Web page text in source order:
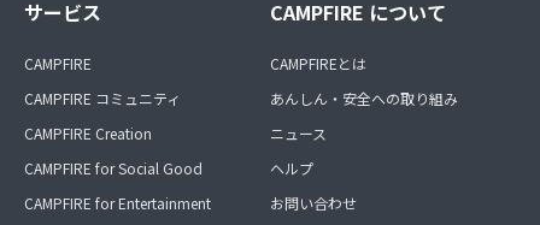
サービス
CAMPFIRE
CAMPFIRE コミュニティ
CAMPFIRE Creation
CAMPFIRE for Social Good
CAMPFIRE for Entertainment
CAMPFIRE について
CAMPFIREとは
あんしん・安全への取り組み
ニュース
ヘルプ
お問い合わせ